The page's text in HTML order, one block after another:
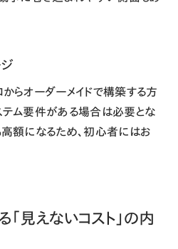
らオーダーメイドで構築する方
テム要件がある場合は必要とな
額になるため、初心者にはお
見えないコスト」の内